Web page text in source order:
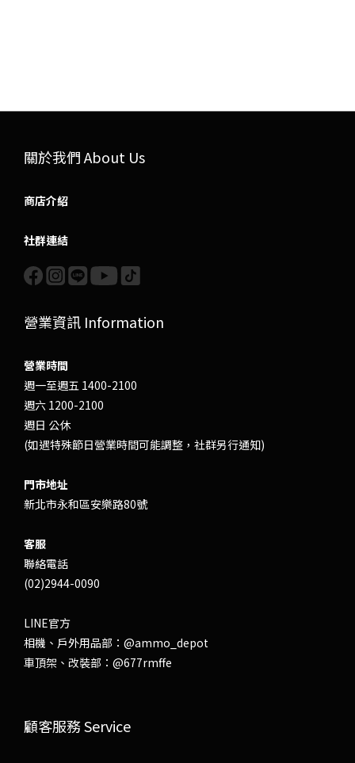
關於我們 About Us
商店介紹
社群連結
營業資訊 Information
營業時間
週一至週五 1400-2100
週六 1200-2100
週日 公休
(如遇特殊節日營業時間可能調整，社群另行通知)
門市地址
新北市永和區安樂路80號
客服
聯絡電話
(02)2944-0090
LINE官方
相機、戶外用品部： @ammo_depot
車頂架、改裝部： @677rmffe
顧客服務 Service